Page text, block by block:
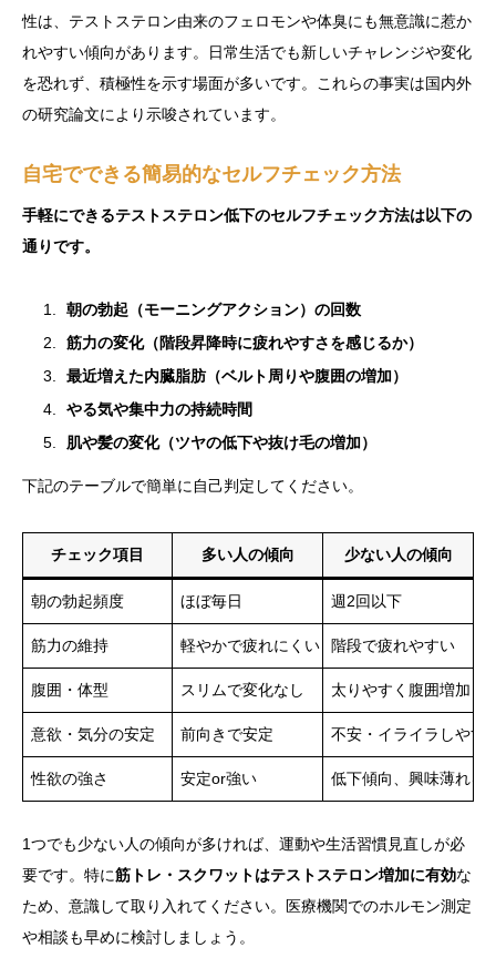
性は、テストステロン由来のフェロモンや体臭にも無意識に惹か
れやすい傾向があります。日常生活でも新しいチャレンジや変化
を恐れず、積極性を示す場面が多いです。これらの事実は国内外
の研究論文により示唆されています。
自宅でできる簡易的なセルフチェック方法
手軽にできるテストステロン低下のセルフチェック方法は以下の
通りです。
朝の勃起（モーニングアクション）の回数
筋力の変化（階段昇降時に疲れやすさを感じるか）
最近増えた内臓脂肪（ベルト周りや腹囲の増加）
やる気や集中力の持続時間
肌や髪の変化（ツヤの低下や抜け毛の増加）
下記のテーブルで簡単に自己判定してください。
チェック項目 多い人の傾向 少ない人の傾向
朝の勃起頻度 ほぼ毎日 週2回以下
筋力の維持 軽やかで疲れにくい 階段で疲れやすい
腹囲・体型 スリムで変化なし 太りやすく腹囲増加
意欲・気分の安定 前向きで安定 不安・イライラしやす
性欲の強さ 安定or強い 低下傾向、興味薄れる
1つでも少ない人の傾向が多ければ、運動や生活習慣見直しが必
要です。特に筋トレ・スクワットはテストステロン増加に有効な
ため、意識して取り入れてください。医療機関でのホルモン測定
や相談も早めに検討しましょう。